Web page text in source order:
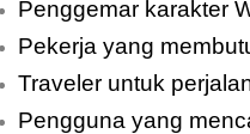
Penggemar karakter
Pekerja yang
Traveler untuk
Pengguna yang